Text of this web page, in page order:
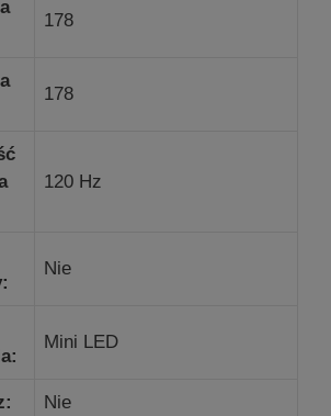
178
178
120 Hz
Nie
Mini LED
Nie